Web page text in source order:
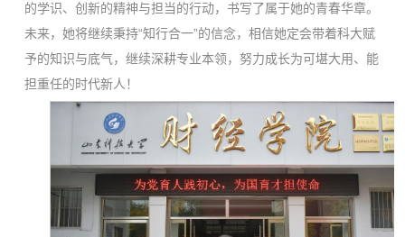
的学识、创新的精神与担当的行动，书写了属于她的青春华章。
未来，她将继续秉持“知行合一”的信念，相信她定会带着科大赋
予的知识与底气，继续深耕专业本领，努力成长为可堪大用、能
担重任的时代新人！